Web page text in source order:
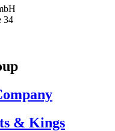
34
& Kings